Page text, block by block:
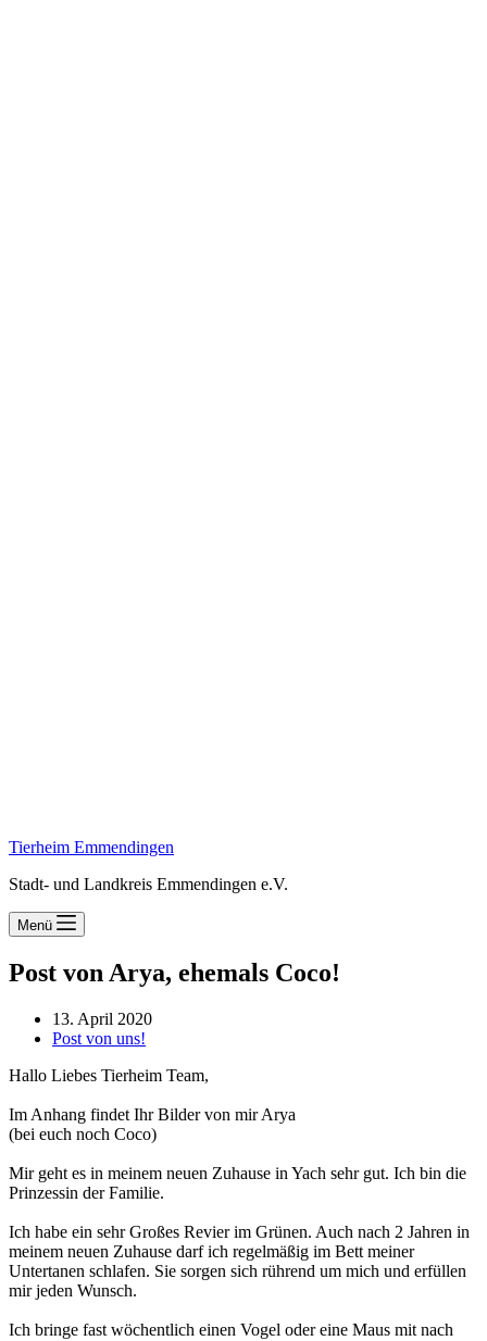
Tierheim Emmendingen
Stadt- und Landkreis Emmendingen e.V.
Menü
Post von Arya, ehemals Coco!
13. April 2020
Post von uns!
Hallo Liebes Tierheim Team,
Im Anhang findet Ihr Bilder von mir Arya
(bei euch noch Coco)
Mir geht es in meinem neuen Zuhause in Yach sehr gut. Ich bin die
Prinzessin der Familie.
Ich habe ein sehr Großes Revier im Grünen. Auch nach 2 Jahren in
meinem neuen Zuhause darf ich regelmäßig im Bett meiner
Untertanen schlafen. Sie sorgen sich rührend um mich und erfüllen
mir jeden Wunsch.
Ich bringe fast wöchentlich einen Vogel oder eine Maus mit nach